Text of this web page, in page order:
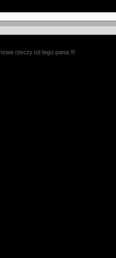
rzeczy od tego pana !!!